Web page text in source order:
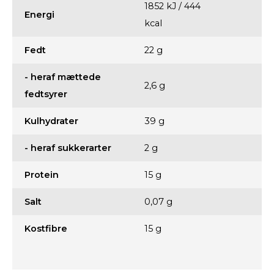
Energi
1852 kJ / 444
kcal
Fedt 22 g
- heraf mættede
fedtsyrer
2,6 g
Kulhydrater 39 g
- heraf sukkerarter 2 g
Protein 15 g
Salt 0,07 g
Kostfibre 15 g